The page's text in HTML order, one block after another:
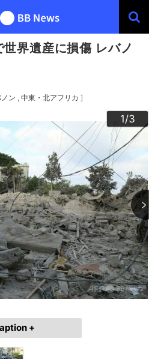
界遺産に損傷 レバノ
ン 中東・北アフリカ ]
1/3
2/3
3/3
+